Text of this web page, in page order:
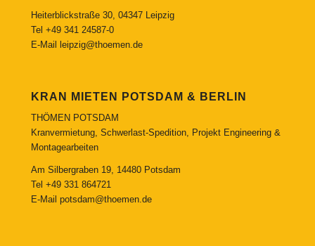
Heiterblickstraße 30, 04347 Leipzig
Tel +49 341 24587-0
E-Mail
leipzig@thoemen.de
KRAN MIETEN POTSDAM & BERLIN
THÖMEN POTSDAM
Kranvermietung, Schwerlast-Spedition, Projekt Engineering &
Montagearbeiten
Am Silbergraben 19, 14480 Potsdam
Tel +49 331 864721
E-Mail potsdam@thoemen.de